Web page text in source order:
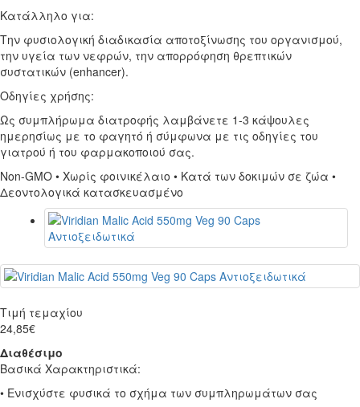
Κατάλληλο για:
Την φυσιολογική διαδικασία αποτοξίνωσης του οργανισμού,
την υγεία των νεφρών, την απορρόφηση θρεπτικών
συστατικών (enhancer).
Οδηγίες χρήσης:
Ως συμπλήρωμα διατροφής λαμβάνετε 1-3 κάψουλες
ημερησίως με το φαγητό ή σύμφωνα με τις οδηγίες του
γιατρού ή του φαρμακοποιού σας.
Non-GMO • Χωρίς φοινικέλαιο • Κατά των δοκιμών σε ζώα •
Δεοντολογικά κατασκευασμένο
Τιμή τεμαχίου
24,85€
Διαθέσιμο
Βασικά Χαρακτηριστικά:
• Ενισχύστε φυσικά το σχήμα των συμπληρωμάτων σας